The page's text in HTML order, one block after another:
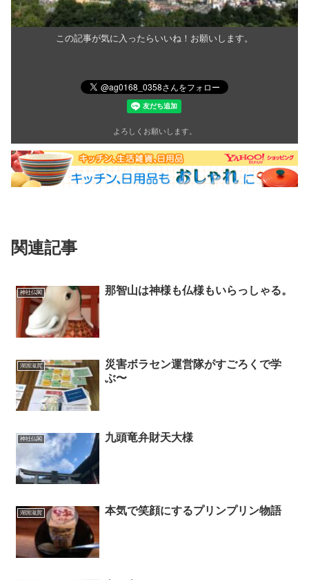
この記事が気に入ったらいいね！お願いします。
よろしくお願いします。
関連記事
神社仏閣 那智山は神様も仏様もいらっしゃる。
湖国滋賀
災害ボラセン運営隊がすごろくで学
ぶ〜
神社仏閣 九頭竜弁財天大様
湖国滋賀 本気で笑顔にするプリンプリン物語